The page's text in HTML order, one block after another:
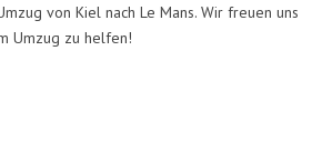
von Kiel nach Le Mans. Wir freuen uns
Umzug zu helfen!